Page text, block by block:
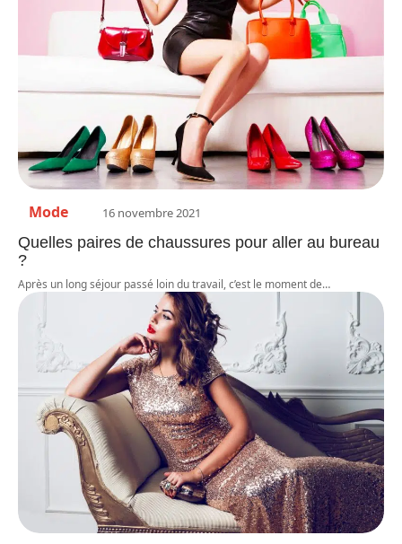
Mode 16 novembre 2021
Quelles paires de chaussures pour aller au bureau
?
Après un long séjour passé loin du travail, c’est le moment de…